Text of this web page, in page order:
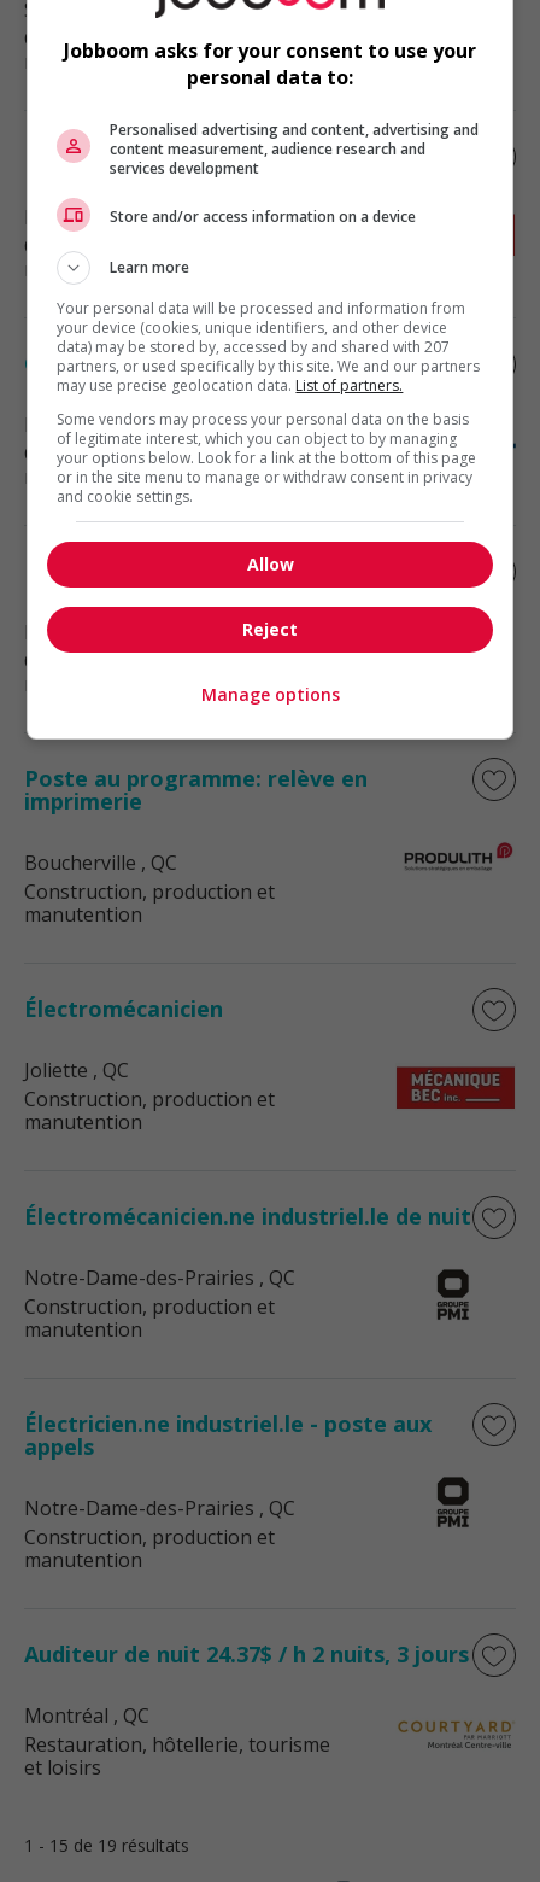
Saint-Denis-sur-Richelieu, QC
Construction, production et
manutention
Mécanicien industriel
Berthierville, QC
Construction, production et
manutention
Cariste/manutentionnaire
Boucherville, QC
Construction, production et
manutention
Électromécanique
Boucherville
Construction, production et
Poste au programme: relève en
imprimerie
Boucherville , QC
Construction, production et
manutention
Électromécanicien
Joliette , QC
Construction, production et
manutention
Électromécanicien.ne industriel.le de nuit
Notre-Dame-des-Prairies , QC
Construction, production et
manutention
Électricien.ne industriel.le - poste aux
appels
Notre-Dame-des-Prairies , QC
Construction, production et
manutention
Auditeur de nuit 24.37$ / h 2 nuits, 3 jours
Montréal , QC
Restauration, hôtellerie, tourisme
et loisirs
1 - 15 de 19 résultats
Jobboom asks for your consent to use your
personal data to:
Personalised advertising and content, advertising and
content measurement, audience research and
services development
Store and/or access information on a device
Learn more
Your personal data will be processed and information from
your device (cookies, unique identifiers, and other device
data) may be stored by, accessed by and shared with 207
partners, or used specifically by this site. We and our partners
may use precise geolocation data. List of partners.
Some vendors may process your personal data on the basis
of legitimate interest, which you can object to by managing
your options below. Look for a link at the bottom of this page
or in the site menu to manage or withdraw consent in privacy
and cookie settings.
Allow
Reject
Manage options